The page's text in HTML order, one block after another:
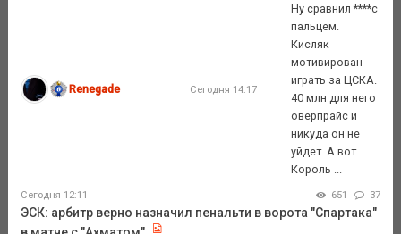
Renegade Сегодня 14:17
Ну сравнил ****с
пальцем.
Кисляк
мотивирован
играть за ЦСКА.
40 млн для него
оверпрайс и
никуда он не
уйдет. А вот
Король ...
Сегодня 12:11 651 37
ЭСК: арбитр верно назначил пенальти в ворота "Спартака"